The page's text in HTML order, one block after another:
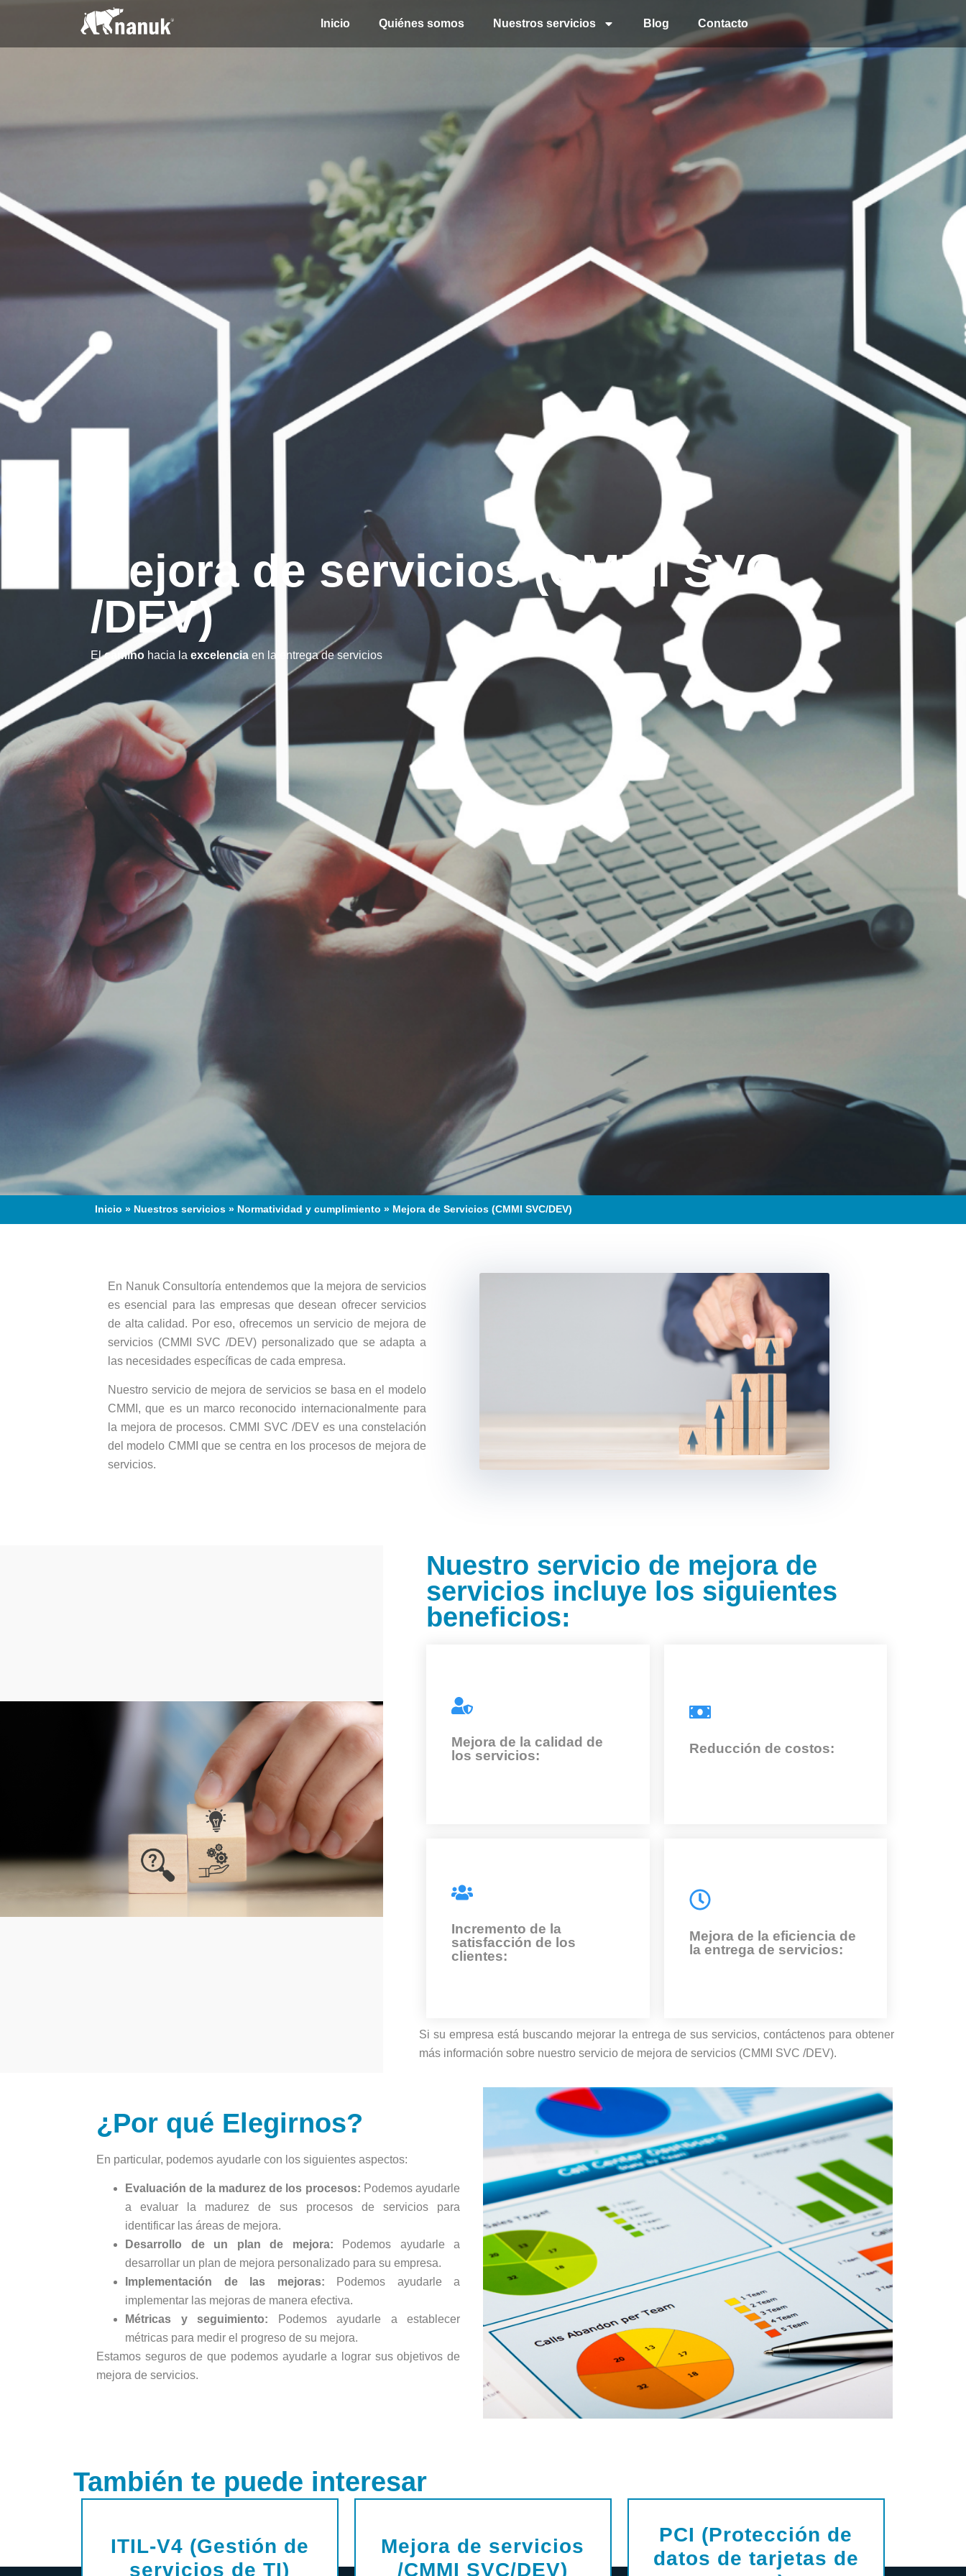
Inicio Quiénes somos Nuestros servicios Blog Contacto
Mejora de servicios (CMMI SVC
/DEV)
Elcamino hacia la excelencia en la entrega de servicios
Inicio » Nuestros servicios » Normatividad y cumplimiento » Mejora de Servicios (CMMI SVC/DEV)
En Nanuk Consultoría entendemos que la mejora de servicios
es esencial para las empresas que desean ofrecer servicios
de alta calidad. Por eso, ofrecemos un servicio de mejora de
servicios (CMMI SVC /DEV) personalizado que se adapta a
las necesidades específicas de cada empresa.
Nuestro servicio de mejora de servicios se basa en el modelo
CMMI, que es un marco reconocido internacionalmente para
la mejora de procesos. CMMI SVC /DEV es una constelación
del modelo CMMI que se centra en los procesos de mejora de
servicios.
Nuestro servicio de mejora de
servicios incluye los siguientes
beneficios:
Mejora de la calidad de
los servicios:
Nuestros procesos y prácticas
servicios sean confiables,
seguros y eficientes.
Reducción de costos:
Nuestros servicios pueden
ayudar a las empresas a reducir
los costos de los servicios.
Incremento de la
satisfacción de los
clientes:
Nuestros servicios ayudan a las
empresas a satisfacer las
necesidades de sus usuarios.
Mejora de la eficiencia de
la entrega de servicios:
Nuestros servicios ayudan a las
empresas a entregar servicios de
manera más rápida y eficaz.
Si su empresa está buscando mejorar la entrega de sus servicios, contáctenos para obtener
más información sobre nuestro servicio de mejora de servicios (CMMI SVC /DEV).
¿Por qué Elegirnos?
En particular, podemos ayudarle con los siguientes aspectos:
Evaluación de la madurez de los procesos: Podemos ayudarle
a evaluar la madurez de sus procesos de servicios para
identificar las áreas de mejora.
Desarrollo de un plan de mejora: Podemos ayudarle a
desarrollar un plan de mejora personalizado para su empresa.
Implementación de las mejoras:
Podemos ayudarle a
implementar las mejoras de manera efectiva.
Métricas y seguimiento: Podemos ayudarle a establecer
métricas para medir el progreso de su mejora.
Estamos seguros de que podemos ayudarle a lograr sus objetivos de
mejora de servicios.
También te puede interesar
ITIL-V4 (Gestión de
servicios de TI)
Mejora de servicios
/CMMI SVC/DEV)
PCI (Protección de
datos de tarjetas de